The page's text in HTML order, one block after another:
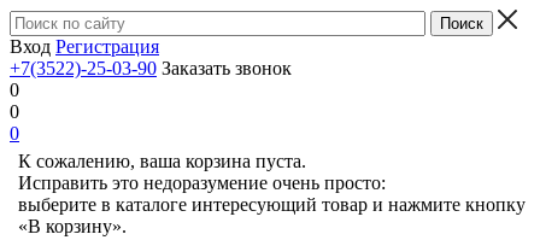
Вход Регистрация
+7(3522)-25-03-90 Заказать звонок
0
0
0
К сожалению, ваша корзина пуста.
Исправить это недоразумение очень просто:
выберите в каталоге интересующий товар и нажмите кнопку
«В корзину».